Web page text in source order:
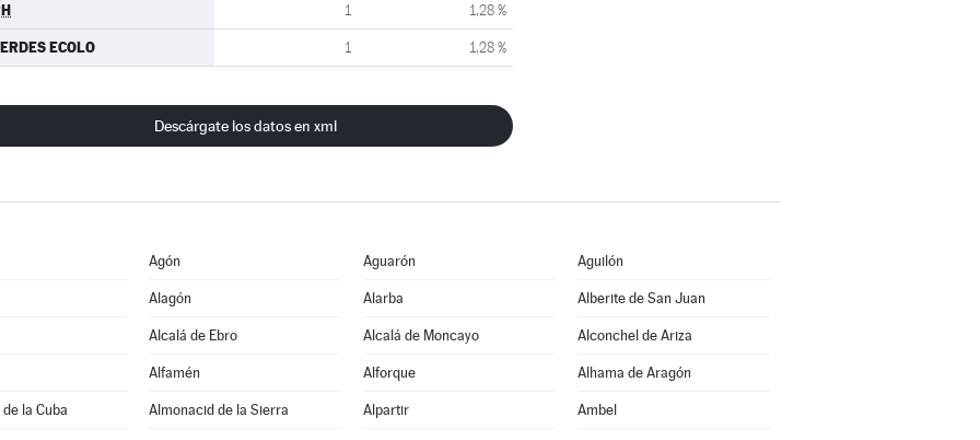
1 1,28 %
ECOLO 1 1,28 %
Descárgate los datos en xml
Agón Aguarón Aguilón
Alagón Alarba Alberite de San Juan
Alcalá de Ebro Alcalá de Moncayo Alconchel de Ariza
Alfamén Alforque Alhama de Aragón
la Cuba Almonacid de la Sierra Alpartir Ambel